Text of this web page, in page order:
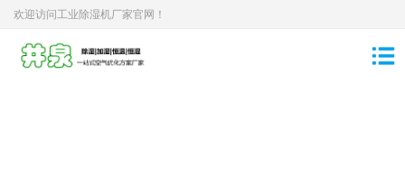
欢迎访问工业除湿机厂家官网！